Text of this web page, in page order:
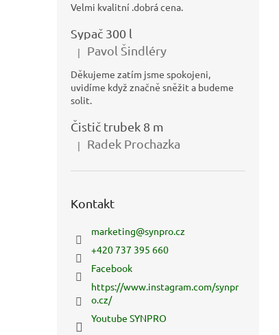
Velmi kvalitní .dobrá cena.
Sypač 300 l
Hodnocení produktu je 5 z 5 hvězdiček.
| Pavol Šindléry
Děkujeme zatím jsme spokojeni,
uvidíme když značně sněžit a budeme
solit.
Čistič trubek 8 m
Hodnocení produktu je 5 z 5 hvězdiček.
| Radek Prochazka
Kontakt
marketing@synpro.cz
+420 737 395 660
Facebook
https://www.instagram.com/synpr
o.cz/
Youtube SYNPRO